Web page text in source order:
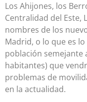
Los Ahijones, los
Centralidad del Este,
nombres de los
Madrid, o lo que es
población semejante
habitantes) que
problemas de
en la actualidad.